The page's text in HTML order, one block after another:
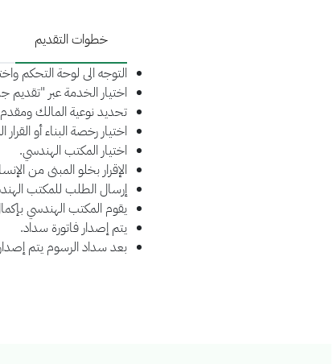
خطوات التقديم
التوجه الى لوحة التحكم
اختيار الخدمة عبر "تقديم
تحديد نوعية المالك
اختيار رخصة البناء أو
اختيار المكتب الهندسي.
الإقرار بخلو المبنى من
إرسال الطلب للمكتب
يقوم المكتب الهندسي
يتم إصدار فاتورة سداد.
بعد سداد الرسوم يتم